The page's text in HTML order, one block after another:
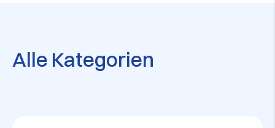
Alle Kategorien